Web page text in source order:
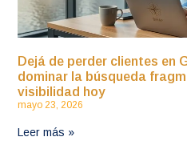
Dejá de perder clientes en
dominar la búsqueda
visibilidad hoy
mayo 23, 2026
Leer más »